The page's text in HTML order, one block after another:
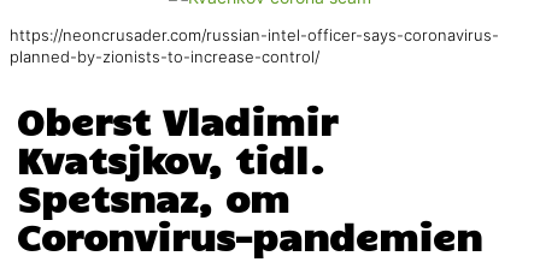
https://neoncrusader.com/russian-intel-officer-says-coronavirus-
planned-by-zionists-to-increase-control/
Oberst Vladimir
Kvatsjkov, tidl.
Spetsnaz, om
Coronvirus-pandemien